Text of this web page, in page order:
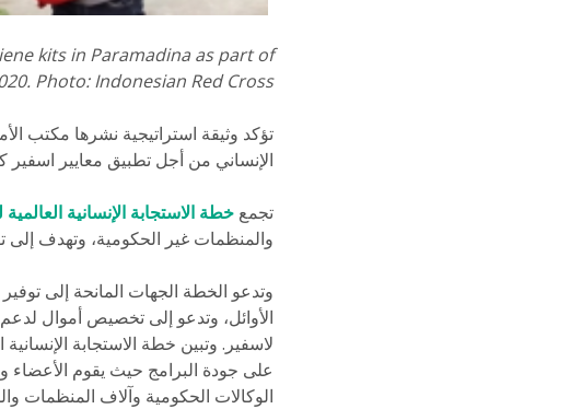
kits in Paramadina as part of
Photo: Indonesian Red Cross
تؤكد وثيقة استراتيجية نشرها مكتب
الإنساني من أجل تطبيق معايير اسفير
تجمع خطة الاستجابة الإنسانية العالمية
والمنظمات غير الحكومية، وتهدف إلى
الأوائل، وتدعو إلى تخصيص أموال
على جودة البرامج حيث يقوم
الوكالات الحكومية وآلاف المنظمات